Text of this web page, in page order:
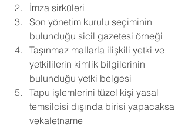
İmza sirküleri
Son yönetim kurulu seçiminin
bulunduğu sicil gazetesi örneği
Taşınmaz mallarla ilişkili yetki ve
yetkililerin kimlik bilgilerinin
bulunduğu yetki belgesi
Tapu işlemlerini tüzel kişi yasal
temsilcisi dışında birisi yapacaksa
vekaletname